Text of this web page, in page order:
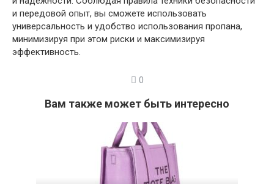
и передовой опыт, вы сможете использовать
универсальность и удобство использования пропана,
минимизируя при этом риски и максимизируя
эффективность.
0
Вам также может быть интересно